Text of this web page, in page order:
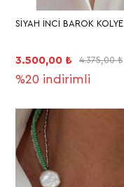
SİYAH İNCİ BAROK KOLYE
3.500,00 ₺ 4.375,00 ₺
%20 indirimli